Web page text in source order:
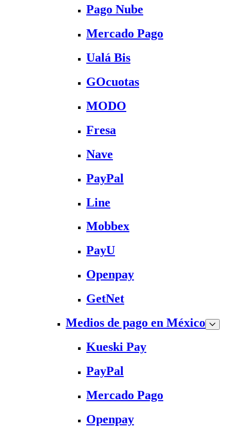
Pago Nube
Mercado Pago
Ualá Bis
GOcuotas
MODO
Fresa
Nave
PayPal
Line
Mobbex
PayU
Openpay
GetNet
Medios de pago en México
Kueski Pay
PayPal
Mercado Pago
Openpay